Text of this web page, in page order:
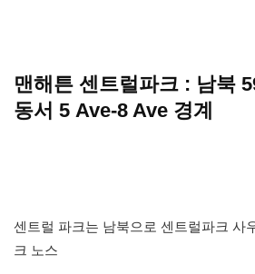
맨해튼 센트럴파크 : 남북
동서 5 Ave-8 Ave 경계
센트럴 파크는 남북으로 센트럴파크 사
크 노스